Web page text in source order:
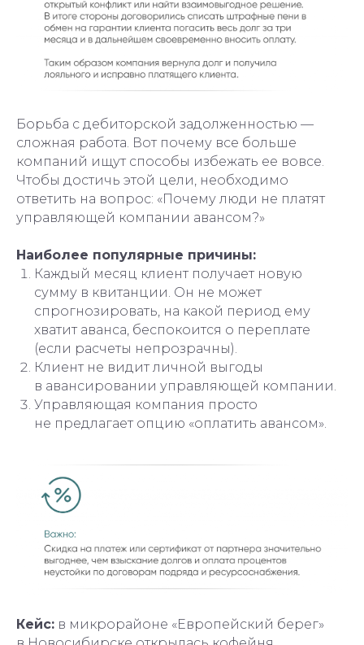
Борьба с дебиторской задолженностью —
сложная работа. Вот почему все больше
компаний ищут способы избежать ее вовсе.
Чтобы достичь этой цели, необходимо
ответить на вопрос: «Почему люди не платят
управляющей компании авансом?»
Наиболее популярные причины:
Каждый месяц клиент получает новую
сумму в квитанции. Он не может
спрогнозировать, на какой период ему
хватит аванса, беспокоится о переплате
(если расчеты непрозрачны).
Клиент не видит личной выгоды
в авансировании управляющей компании.
Управляющая компания просто
не предлагает опцию «оплатить авансом».
Кейс: в микрорайоне «Европейский берег»